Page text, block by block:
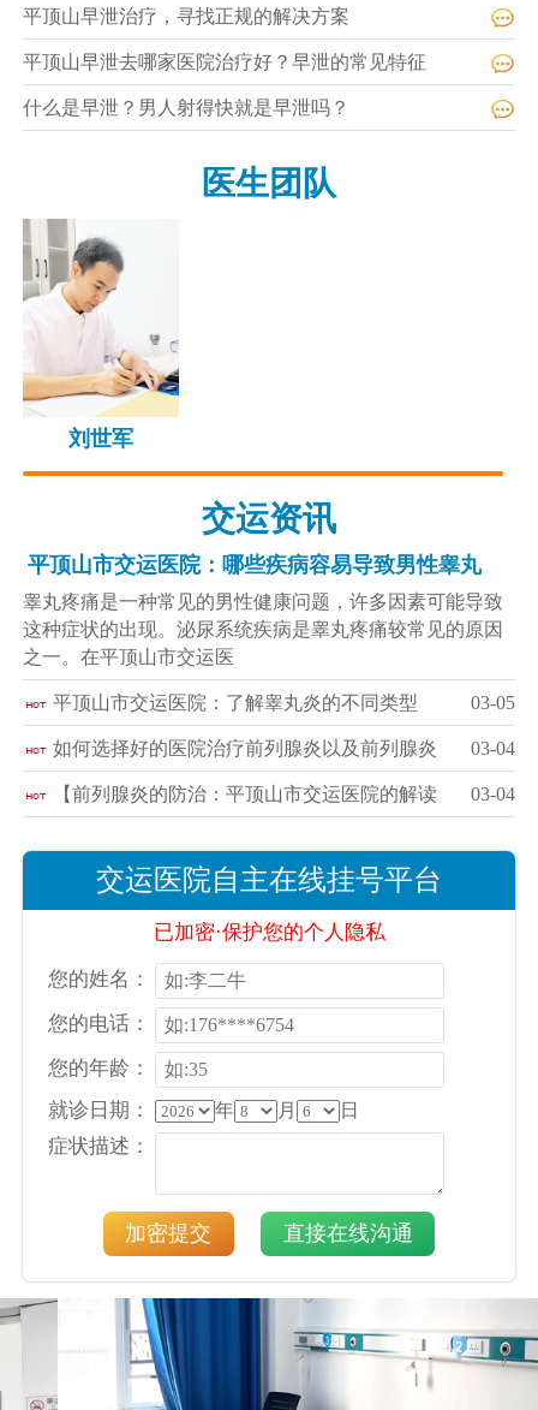
平顶山早泄治疗，寻找正规的解决方案
平顶山早泄去哪家医院治疗好？早泄的常见特征
什么是早泄？男人射得快就是早泄吗？
医生团队
刘世军
交运资讯
平顶山市交运医院：哪些疾病容易导致男性睾丸
睾丸疼痛是一种常见的男性健康问题，许多因素可能导致
这种症状的出现。泌尿系统疾病是睾丸疼痛较常见的原因
之一。在平顶山市交运医
平顶山市交运医院：了解睾丸炎的不同类型 03-05
如何选择好的医院治疗前列腺炎以及前列腺炎 03-04
【前列腺炎的防治：平顶山市交运医院的解读 03-04
交运医院自主在线挂号平台
已加密·保护您的个人隐私
您的姓名：
您的电话：
您的年龄：
就诊日期：
年 月 日
症状描述：
加密提交 直接在线沟通